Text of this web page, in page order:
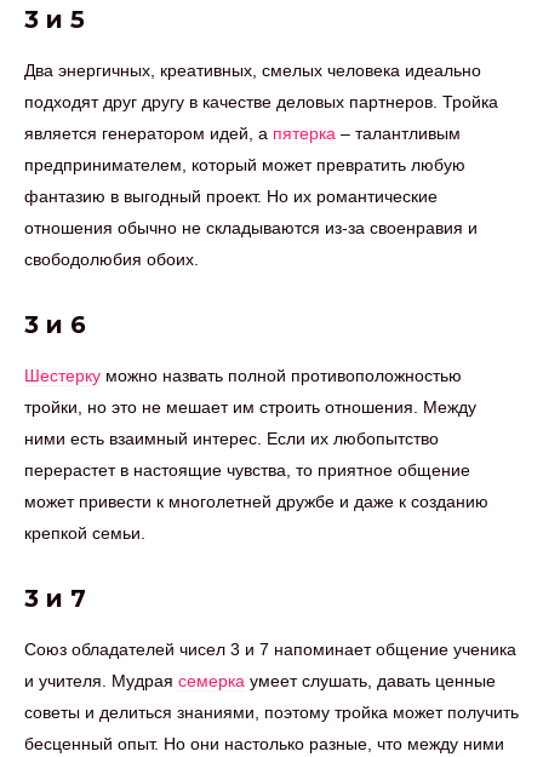
3 и 5
Два энергичных, креативных, смелых человека идеально
подходят друг другу в качестве деловых партнеров. Тройка
является генератором идей, а пятерка – талантливым
предпринимателем, который может превратить любую
фантазию в выгодный проект. Но их романтические
отношения обычно не складываются из-за своенравия и
свободолюбия обоих.
3 и 6
Шестерку можно назвать полной противоположностью
тройки, но это не мешает им строить отношения. Между
ними есть взаимный интерес. Если их любопытство
перерастет в настоящие чувства, то приятное общение
может привести к многолетней дружбе и даже к созданию
крепкой семьи.
3 и 7
Союз обладателей чисел 3 и 7 напоминает общение ученика
и учителя. Мудрая семерка умеет слушать, давать ценные
советы и делиться знаниями, поэтому тройка может получить
бесценный опыт. Но они настолько разные, что между ними